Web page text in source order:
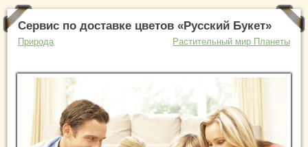
Сервис по доставке цветов «Русский Букет»
Природа Растительный мир Планеты